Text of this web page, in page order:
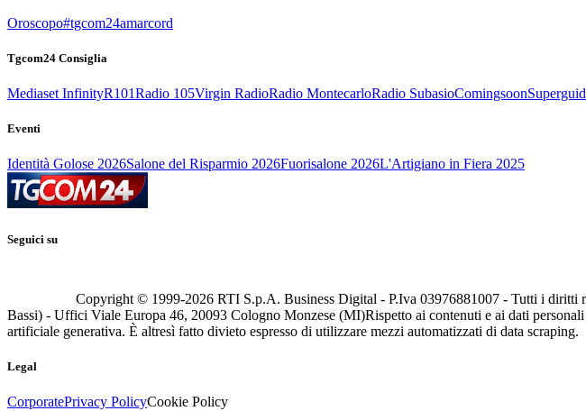
Oroscopo#tgcom24amarcord
Tgcom24 Consiglia
Mediaset InfinityR101Radio 105Virgin RadioRadio MontecarloRadio SubasioComingsoon
Eventi
Identità Golose 2026Salone del Risparmio 2026Fuorisalone 2026L'Artigiano in Fiera 2025
Seguici su
Copyright © 1999-2026 RTI S.p.A. Business Digital - P.Iva 03976881007 - Tutti i diritti
Bassi) - Uffici Viale Europa 46, 20093 Cologno Monzese (MI)Rispetto ai contenuti e ai dati
artificiale generativa. È altresì fatto divieto espresso di utilizzare mezzi automatizzati di data scraping.
Legal
CorporatePrivacy PolicyCookie Policy